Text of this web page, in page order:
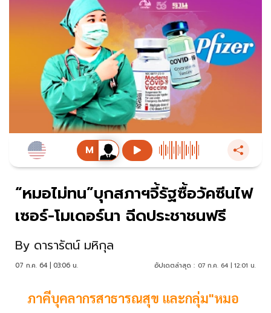
“หมอไม่ทน”บุกสภาฯจี้รัฐซื้อวัคซีนไฟ
เซอร์-โมเดอร์นา ฉีดประชาชนฟรี
By ดารารัตน์ มหิกุล
07 ก.ค. 64 | 03:06 น. อัปเดตล่าสุด : 07 ก.ค. 64 | 12:01 น.
ภาคีบุคลากรสาธารณสุข และกลุ่ม"หมอ